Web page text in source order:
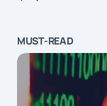
MUST-READ